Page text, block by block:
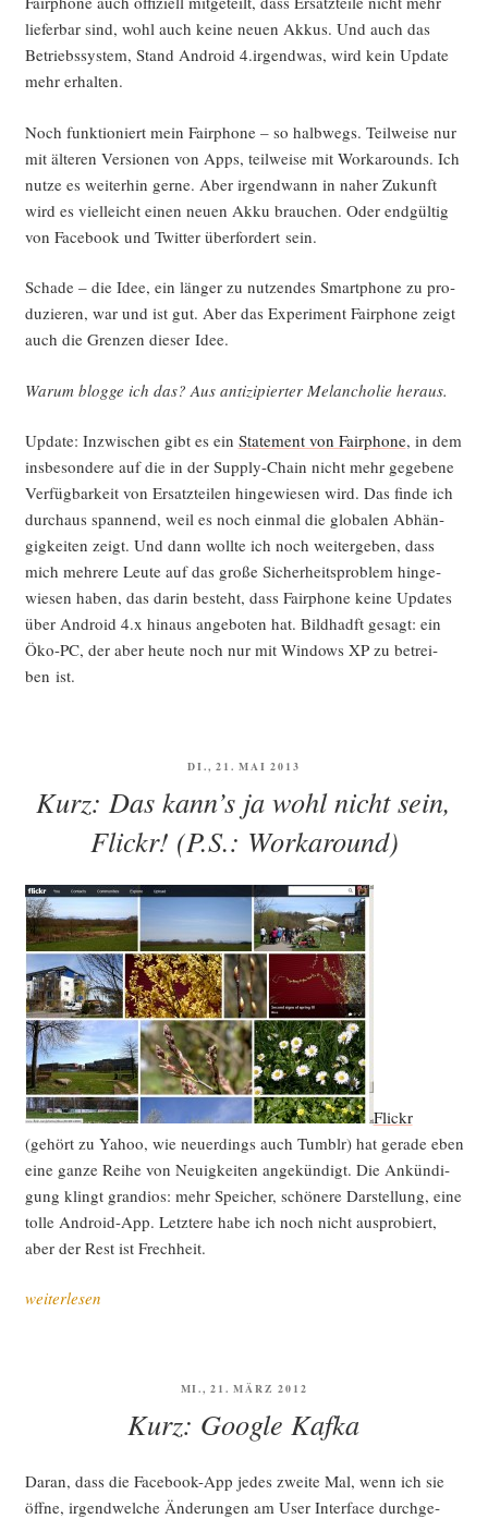
lie­fer­bar sind, wohl auch kei­ne neu­en Akkus. Und auch das
Betriebs­sys­tem, Stand Android 4.irgendwas, wird kein Update
mehr erhalten.
Noch funk­tio­niert mein Fair­pho­ne – so halb­wegs. Teil­wei­se nur
mit älte­ren Ver­sio­nen von Apps, teil­wei­se mit Work­arounds. Ich
nut­ze es wei­ter­hin ger­ne. Aber irgend­wann in naher Zukunft
wird es viel­leicht einen neu­en Akku brau­chen. Oder end­gül­tig
von Face­book und Twit­ter über­for­dert sein.
Scha­de – die Idee, ein län­ger zu nut­zen­des Smart­phone zu pro­
du­zie­ren, war und ist gut. Aber das Expe­ri­ment Fair­pho­ne zeigt
auch die Gren­zen die­ser Idee.
War­um blog­ge ich das? Aus anti­zi­pier­ter Melan­cho­lie heraus.
Update: Inzwi­schen gibt es ein State­ment von Fair­pho­ne, in dem
ins­be­son­de­re auf die in der Sup­p­ly-Chain nicht mehr gege­be­ne
Ver­füg­bar­keit von Ersatz­tei­len hin­ge­wie­sen wird. Das fin­de ich
durch­aus span­nend, weil es noch ein­mal die glo­ba­len Abhän­
gig­kei­ten zeigt. Und dann woll­te ich noch wei­ter­ge­ben, dass
mich meh­re­re Leu­te auf das gro­ße Sicher­heits­pro­blem hin­ge­
wie­sen haben, das dar­in besteht, dass Fair­pho­ne kei­ne Updates
über Android 4.x hin­aus ange­bo­ten hat. Bild­hadft gesagt: ein
Öko-PC, der aber heu­te noch nur mit Win­dows XP zu betrei­
ben ist.
VERÖFFENTLICHT
DI., 21. MAI 2013
Kurz: Das kann’s ja wohl nicht sein,
Flickr! (P.S.: Workaround)
Flickr
(gehört zu Yahoo, wie neu­er­dings auch Tumb­lr) hat gera­de eben
eine gan­ze Rei­he von Neu­ig­kei­ten ange­kün­digt. Die Ankün­di­
gung klingt gran­di­os: mehr Spei­cher, schö­ne­re Dar­stel­lung, eine
tol­le Android-App. Letz­te­re habe ich noch nicht aus­pro­biert,
aber der Rest ist Frechheit.
„Kurz:
Flickr!
(P.S.:
weiterlesen
VERÖFFENTLICHT
MI., 21. MÄRZ 2012
Kurz: Google Kafka
Dar­an, dass die Face­book-App jedes zwei­te Mal, wenn ich sie
öff­ne, irgend­wel­che Ände­run­gen am User Inter­face durch­ge­